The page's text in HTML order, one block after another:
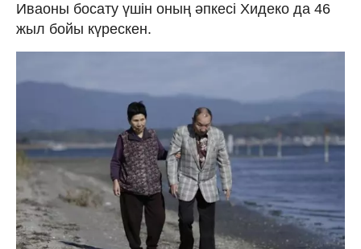
Иваоны босату үшін оның әпкесі Хидеко да 46
жыл бойы күрескен.